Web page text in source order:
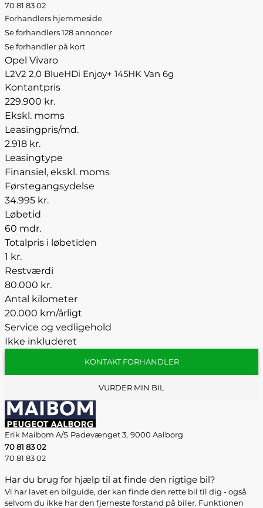
70 81 83 02
Forhandlers hjemmeside
Se forhandlers 128 annoncer
Se forhandler på kort
Opel Vivaro
L2V2 2,0 BlueHDi Enjoy+ 145HK Van 6g
Kontantpris
229.900 kr.
Ekskl. moms
Leasingpris/md.
2.918 kr.
Leasingtype
Finansiel, ekskl. moms
Førstegangsydelse
34.995 kr.
Løbetid
60 mdr.
Totalpris i løbetiden
1 kr.
Restværdi
80.000 kr.
Antal kilometer
20.000 km/årligt
Service og vedligehold
Ikke inkluderet
KONTAKT FORHANDLER
VURDER MIN BIL
Erik Maibom A/S Padevænget 3, 9000 Aalborg
70 81 83 02
70 81 83 02
Har du brug for hjælp til at finde den rigtige bil?
Vi har lavet en bilguide, der kan finde den rette bil til dig - også
selvom du ikke har den fjerneste forstand på biler. Funktionen